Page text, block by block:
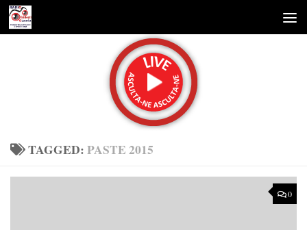
Skip to content
TAGGED:PASTE 2015
0